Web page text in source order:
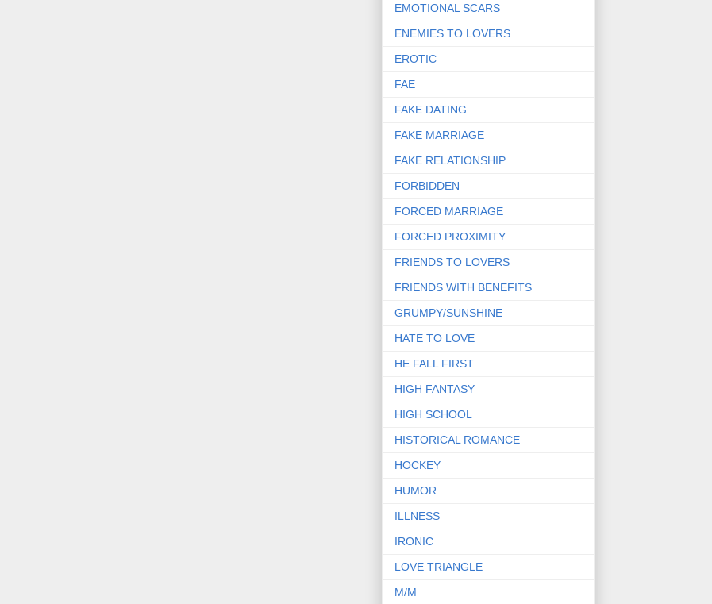
EMOTIONAL SCARS
ENEMIES TO LOVERS
EROTIC
FAE
FAKE DATING
FAKE MARRIAGE
FAKE RELATIONSHIP
FORBIDDEN
FORCED MARRIAGE
FORCED PROXIMITY
FRIENDS TO LOVERS
FRIENDS WITH BENEFITS
GRUMPY/SUNSHINE
HATE TO LOVE
HE FALL FIRST
HIGH FANTASY
HIGH SCHOOL
HISTORICAL ROMANCE
HOCKEY
HUMOR
ILLNESS
IRONIC
LOVE TRIANGLE
M/M